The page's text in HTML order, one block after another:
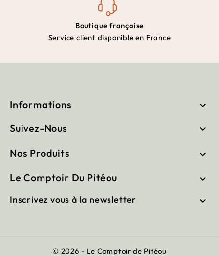
Boutique française
Service client disponible en France
Informations 
Suivez-Nous 
Nos Produits 
Le Comptoir Du Pitéou 
Inscrivez vous à la newsletter 
© 2026 - Le Comptoir de Pitéou